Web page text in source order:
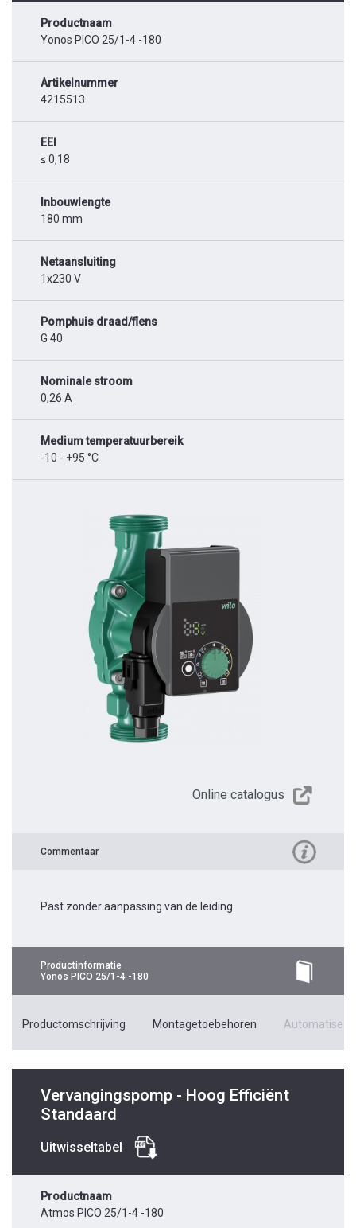
Productnaam
Yonos PICO 25/1-4 -180
Artikelnummer
4215513
EEI
≤ 0,18
Inbouwlengte
180 mm
Netaansluiting
1x230 V
Pomphuis draad/flens
G 40
Nominale stroom
0,26 A
Medium temperatuurbereik
-10 - +95 °C
Online catalogus
Commentaar
Past zonder aanpassing van de leiding.
Productinformatie
Yonos PICO 25/1-4 -180
Productomschrijving Montagetoebehoren
Vervangingspomp - Hoog Efficiënt
Standaard
Uitwisseltabel
Productnaam
Atmos PICO 25/1-4 -180